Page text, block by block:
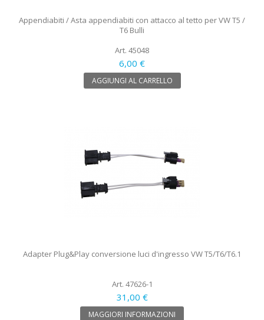
Appendiabiti / Asta appendiabiti con attacco al tetto per VW T5 /
T6 Bulli
Art. 45048
6,00 €
AGGIUNGI AL CARRELLO
Adapter Plug&Play conversione luci d'ingresso VW T5/T6/T6.1
Art. 47626-1
31,00 €
MAGGIORI INFORMAZIONI